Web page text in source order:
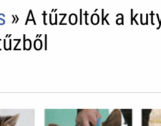
» A tűzoltók a